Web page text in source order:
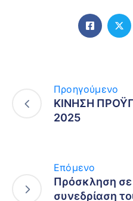
Προηγούμενο
ΚΙΝΗΣΗ
2025
Επόμενο
Πρόσκληση σε
συνεδρίαση